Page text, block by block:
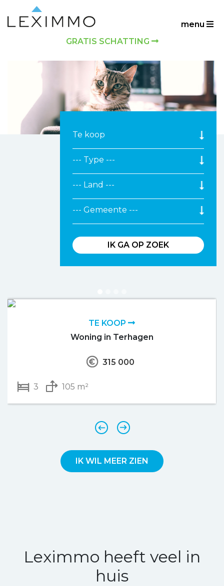
menu
GRATIS SCHATTING
IK GA OP ZOEK
TE KOOP
Woning in Terhagen
315 000
3 105 m²
‹ ›
IK WIL MEER ZIEN
Leximmo heeft veel in
huis